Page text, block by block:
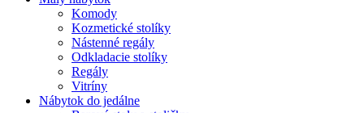
Komody
Kozmetické stolíky
Nástenné regály
Odkladacie stolíky
Regály
Vitríny
Nábytok do jedálne